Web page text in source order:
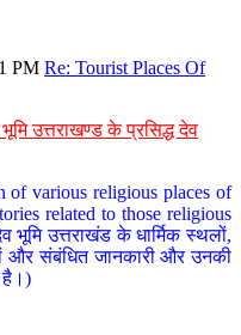
PM Re: Tourist Places Of
उत्तराखण्ड के प्रसिद्ध देव
of various religious places of
related to those religious
भूमि उत्तराखंड के धार्मिक स्थलों,
और संबंधित जानकारी और उनकी
है।)